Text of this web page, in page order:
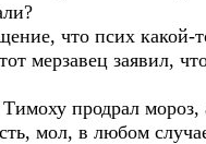
что псих какой-
мерзавец заявил,
продрал мороз,
мол, в любом